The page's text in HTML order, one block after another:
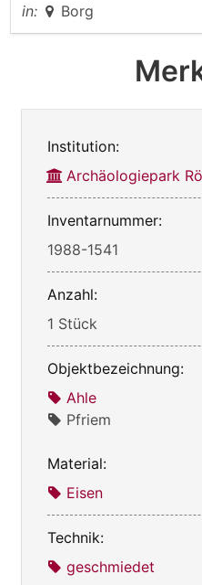
in:
Borg
Institution:
Archäologiepark
Inventarnummer:
1988-1541
Anzahl:
1 Stück
Objektbezeichnung:
Ahle
Pfriem
Material:
Eisen
Technik:
geschmiedet